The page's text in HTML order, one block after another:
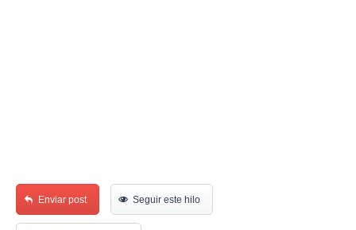
Enviar post Seguir este hilo